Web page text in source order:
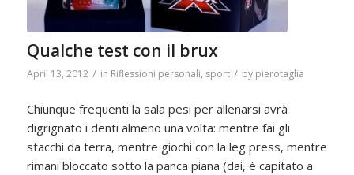
Qualche test con il brux
April 13, 2012 / in Riflessioni personali, sport / by pierotaglia
Chiunque frequenti la sala pesi per allenarsi avrà
digrignato i denti almeno una volta: mentre fai gli
stacchi da terra, mentre giochi con la leg press, mentre
rimani bloccato sotto la panca piana (dai, è capitato a